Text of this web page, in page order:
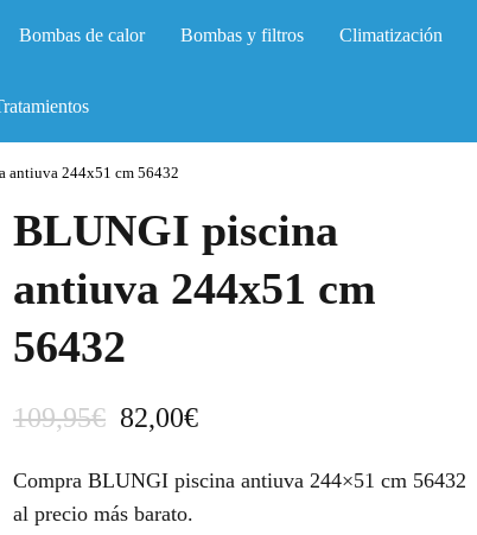
Bombas de calor Bombas y filtros Climatización
antiuva 244x51 cm 56432
BLUNGI piscina
antiuva 244x51 cm
56432
109,95€ E
p
82,00€E
Compra BLUNGI piscina antiuva 244×51 cm 56432
al precio más barato.